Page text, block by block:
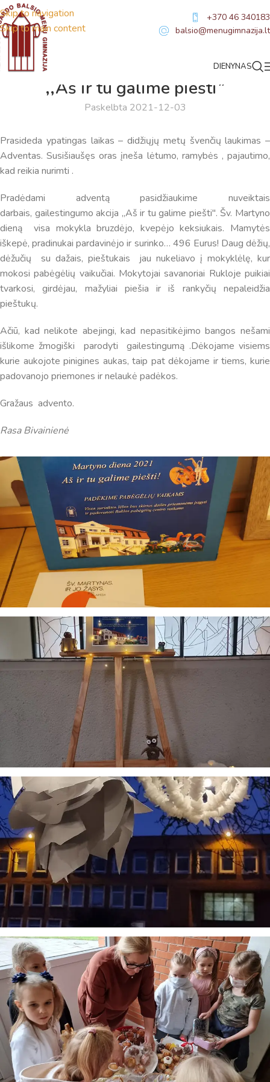
Skip to navigation
Skip to main content
+370 46 340183
balsio@menugimnazija.lt
DIENYNAS
,,Aš ir tu galime piešti”
Paskelbta 2021-12-03
Prasideda ypatingas laikas – didžiųjų metų švenčių laukimas –
Adventas. Susišiaušęs oras įneša lėtumo, ramybės , pajautimo,
kad reikia nurimti .
Pradėdami adventą pasidžiaukime nuveiktais
darbais, gailestingumo akcija ,,Aš ir tu galime piešti". Šv. Martyno
dieną visa mokykla bruzdėjo, kvepėjo keksiukais. Mamytės
iškepė, pradinukai pardavinėjo ir surinko… 496 Eurus! Daug dėžių,
dėžučių su dažais, pieštukais jau nukeliavo į mokyklėlę, kur
mokosi pabėgėlių vaikučiai. Mokytojai savanoriai Rukloje puikiai
tvarkosi, girdėjau, mažyliai piešia ir iš rankyčių nepaleidžia
pieštukų.
Ačiū, kad nelikote abejingi, kad nepasitikėjimo bangos nešami
išlikome žmogiški parodyti gailestingumą .Dėkojame visiems
kurie aukojote pinigines aukas, taip pat dėkojame ir tiems, kurie
padovanojo priemones ir nelaukė padėkos.
Gražaus advento.
Rasa Bivainienė
Virtualus asistentas E. Balsio gimnazijos DI
Sveiki! Taip, aš esu virtualus. Tačiau dirbtinis intelektas
suteikia man galimybę ne tik analizuoti Jūsų klausimą, bet
dar tobulai atsimenu visą šioje svetainėje pateiktą
informaciją. Jei visgi man pritrūks išmanumo - pateiksiu
Jums reikiamus kontaktus, kur galėsite pasiklausti
Taigi... kuo galėčiau Jums padėti?